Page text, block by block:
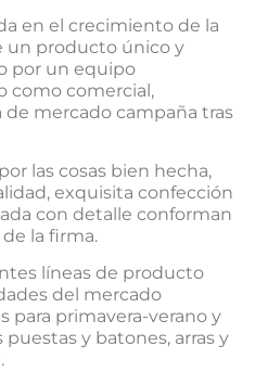
en el crecimiento de la
un producto único y
por un equipo
como comercial,
mercado campaña tras
las cosas bien hecha,
exquisita confección
con detalle conforman
la firma.
líneas de producto
del mercado
para primavera-verano y
y batones, arras y